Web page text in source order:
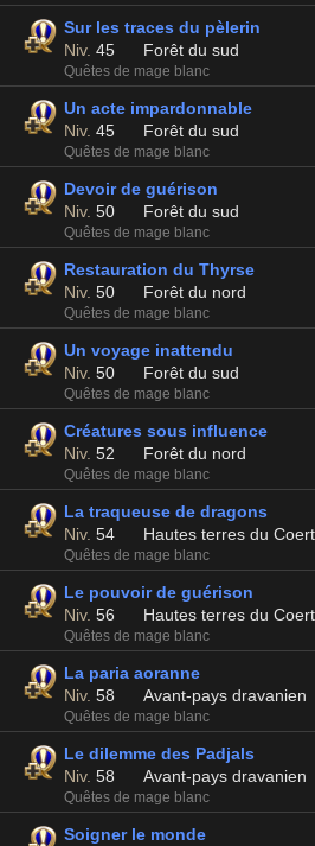
Sur les traces du pèlerin
Niv. 45 Forêt du sud
Quêtes de mage blanc
Un acte impardonnable
Niv. 45 Forêt du sud
Quêtes de mage blanc
Devoir de guérison
Niv. 50 Forêt du sud
Quêtes de mage blanc
Restauration du Thyrse
Niv. 50 Forêt du nord
Quêtes de mage blanc
Un voyage inattendu
Niv. 50 Forêt du sud
Quêtes de mage blanc
Créatures sous influence
Niv. 52 Forêt du nord
Quêtes de mage blanc
La traqueuse de dragons
Niv. 54 Hautes terres du
Quêtes de mage blanc
Le pouvoir de guérison
Niv. 56 Hautes terres du
Quêtes de mage blanc
La paria aoranne
Niv. 58 Avant-pays dravanien
Quêtes de mage blanc
Le dilemme des Padjals
Niv. 58 Avant-pays dravanien
Quêtes de mage blanc
Soigner le monde